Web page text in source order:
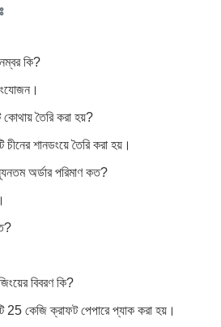
কি?
কোথায় তৈরি করা হয়?
শানডংয়ে তৈরি করা হয়।
অর্ডার পরিমাণ কত?
বিবরণ কি?
25 কেজি ক্রাফট পেপারে প্যাক করা হয়।